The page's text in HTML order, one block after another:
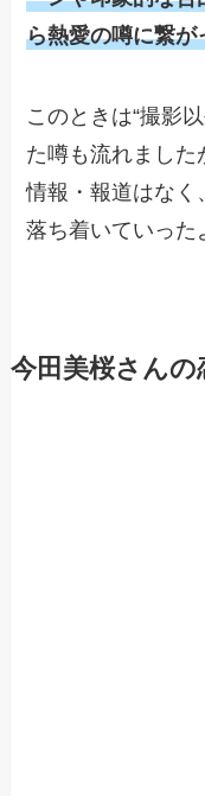
ら熱愛の噂に繋が
このときは“撮影
た噂も流れまし
情報・報道はなく
落ち着いていった
今田美桜さんの